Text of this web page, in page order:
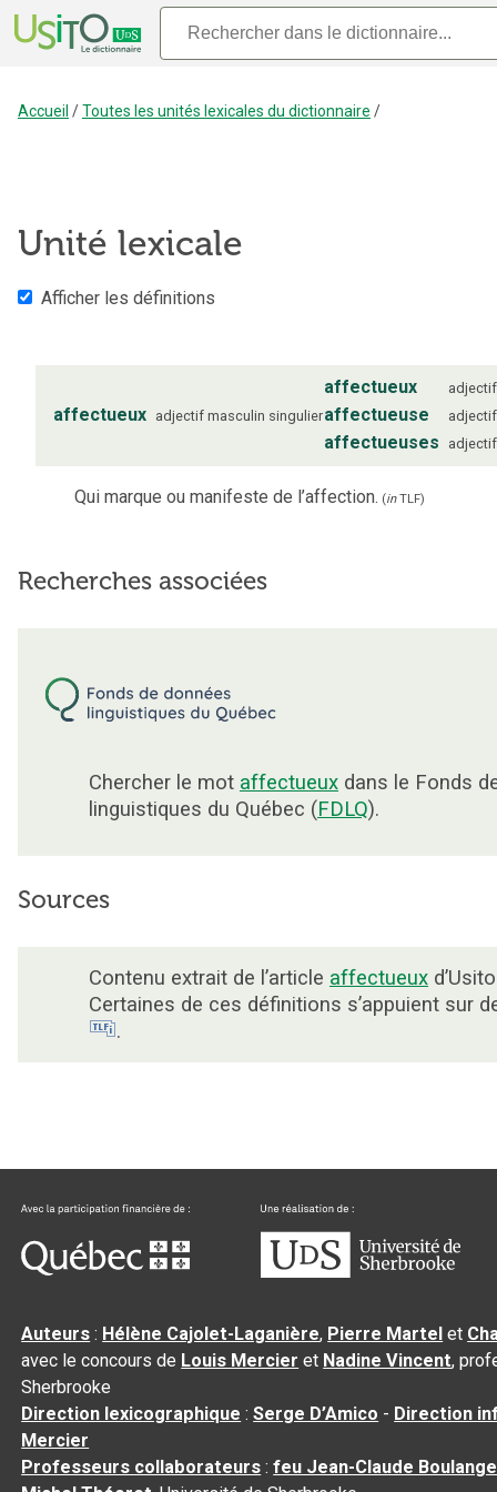
Accueil /Toutes les unités lexicales du dictionnaire /
Unité lexicale
Afficher les définitions
affectueux adjectif masculin singulier
affectueux adjectif
affectueuse adjectif
affectueuses adjectif
Qui marque ou manifeste de l’affection. (inTLF)
Recherches associées
Chercher le mot affectueux dans le Fonds
linguistiques du Québec (FDLQ).
Sources
Contenu extrait de l’article affectueux
Certaines de ces définitions s’appuient sur
.
Auteurs : Hélène Cajolet-Laganière, Pierre Martel et
avec le concours de Louis Mercier et Nadine Vincent,
Sherbrooke
Direction lexicographique :Serge D’Amico - Direction
Mercier
Professeurs collaborateurs :feu Jean-Claude